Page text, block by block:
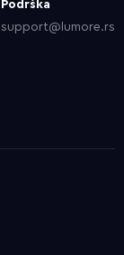
Podrška
support@lumore.rs